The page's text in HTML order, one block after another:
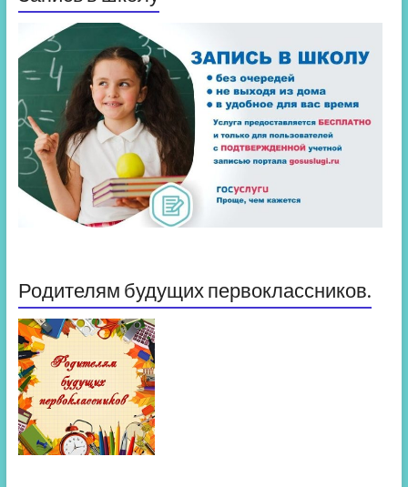
Родителям будущих первоклассников.